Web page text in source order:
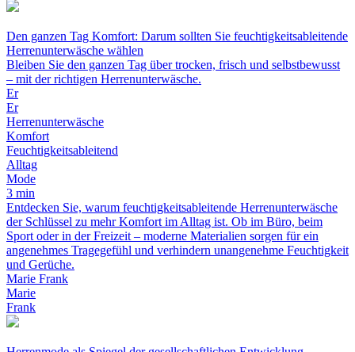
Den ganzen Tag Komfort: Darum sollten Sie feuchtigkeitsableitende
Herrenunterwäsche wählen
Bleiben Sie den ganzen Tag über trocken, frisch und selbstbewusst
– mit der richtigen Herrenunterwäsche.
Er
Er
Herrenunterwäsche
Komfort
Feuchtigkeitsableitend
Alltag
Mode
3 min
Entdecken Sie, warum feuchtigkeitsableitende Herrenunterwäsche
der Schlüssel zu mehr Komfort im Alltag ist. Ob im Büro, beim
Sport oder in der Freizeit – moderne Materialien sorgen für ein
angenehmes Tragegefühl und verhindern unangenehme Feuchtigkeit
und Gerüche.
Marie Frank
Marie
Frank